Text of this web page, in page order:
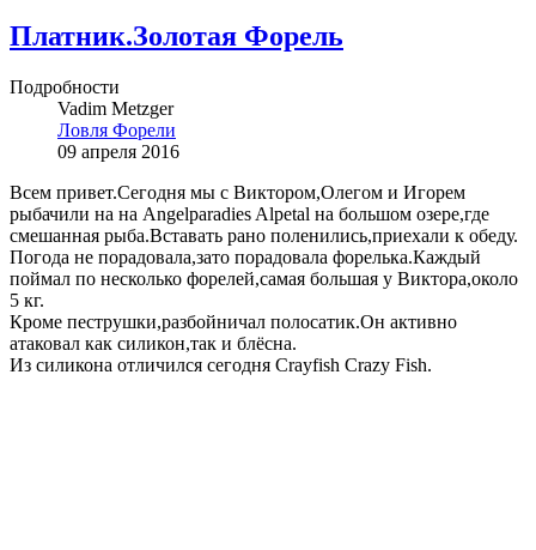
Платник.Золотая Форель
Подробности
Vadim Metzger
Ловля Форели
09 апреля 2016
Всем привет.Сегодня мы с Виктором,Олегом и Игорем
рыбачили на на Angelparadies Alpetal на большом озере,где
смешанная рыба.Вставать рано поленились,приехали к обеду.
Погода не порадовала,зато порадовала форелька.Каждый
поймал по несколько форелей,самая большая у Виктора,около
5 кг.
Кроме пеструшки,разбойничал полосатик.Он активно
атаковал как силикон,так и блёсна.
Из силикона отличился сегодня Crayfish Crazy Fish.